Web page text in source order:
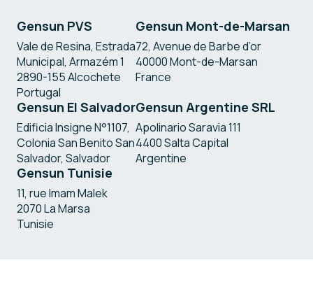
Gensun PVS
Vale de Resina, Estrada
Municipal, Armazém 1
2890-155 Alcochete
Portugal
Gensun Mont-de-Marsan
72, Avenue de Barbe d’or
40000 Mont-de-Marsan
France
Gensun El Salvador
Edificia Insigne N°1107,
Colonia San Benito San
Salvador, Salvador
Gensun Argentine SRL
Apolinario Saravia 111
4400 Salta Capital
Argentine
Gensun Tunisie
11, rue Imam Malek
2070 La Marsa
Tunisie